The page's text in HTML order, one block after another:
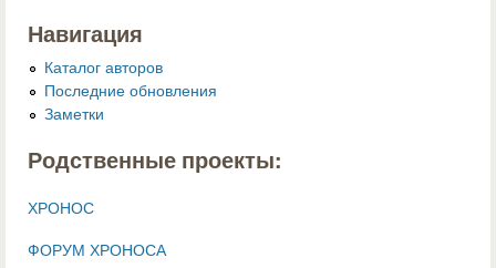
Навигация
Каталог авторов
Последние обновления
Заметки
Родственные проекты:
ХРОНОС
ФОРУМ ХРОНОСА